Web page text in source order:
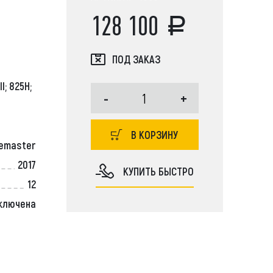
JCB, Doosan, Hitachi, Kobelco, Tadano, Aichi,
Dong Yang, New Holland, John Deere
825H;
2017
12
128 100
ПОД ЗАКАЗ
- +
В КОРЗИНУ
КУПИТЬ БЫСТРО